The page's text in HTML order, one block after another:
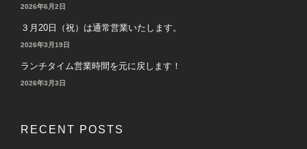
2026年6月2日
３月20日（祝）は通常営業いたします。
2026年3月19日
ランチタイム営業時間を元に戻します！
2026年3月3日
RECENT POSTS